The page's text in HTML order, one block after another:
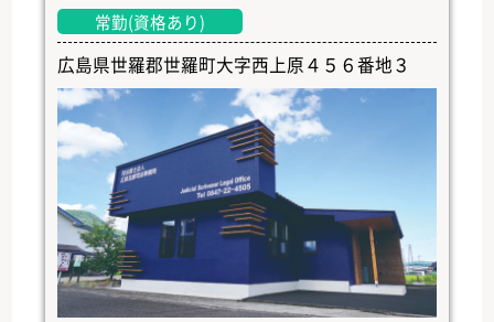
常勤(資格あり)
広島県世羅郡世羅町大字西上原４５６番地３